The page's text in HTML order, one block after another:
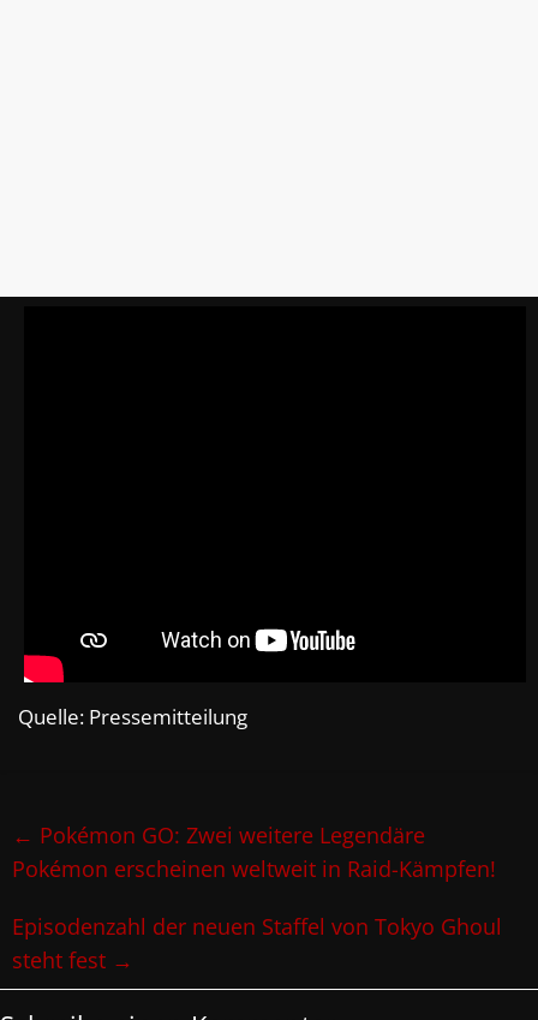
Quelle: Pressemitteilung
← Pokémon GO: Zwei weitere Legendäre
Pokémon erscheinen weltweit in Raid-Kämpfen!
Episodenzahl der neuen Staffel von Tokyo Ghoul
steht fest →